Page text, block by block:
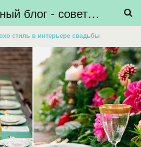
Свадебный блог - советы невестам, подготовка к свадьбе - HiBride
стиль в интерьере свадьбы